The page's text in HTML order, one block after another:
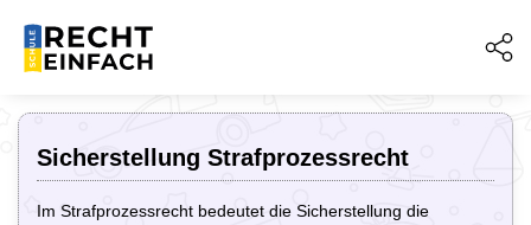
Sicherstellung Strafprozessrecht
Im Strafprozessrecht bedeutet die Sicherstellung die